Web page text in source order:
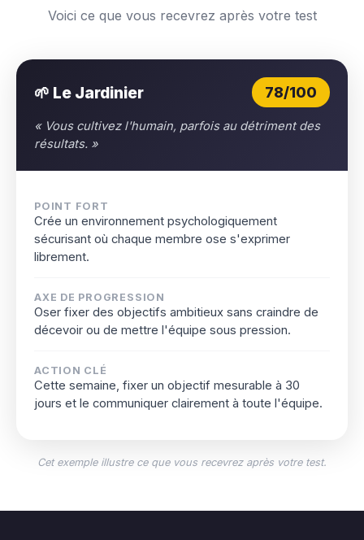
Voici ce que vous recevrez après votre test
🌱 Le Jardinier 78/100
« Vous cultivez l'humain, parfois au détriment des
résultats. »
POINT FORT
Crée un environnement psychologiquement
sécurisant où chaque membre ose s'exprimer
librement.
AXE DE PROGRESSION
Oser fixer des objectifs ambitieux sans craindre de
décevoir ou de mettre l'équipe sous pression.
ACTION CLÉ
Cette semaine, fixer un objectif mesurable à 30
jours et le communiquer clairement à toute l'équipe.
Cet exemple illustre ce que vous recevrez après votre test.